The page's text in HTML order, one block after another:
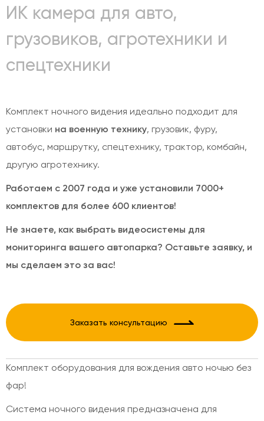
ИК камера для авто,
грузовиков, агротехники и
спецтехники
Комплект ночного видения идеально подходит для
установки на военную технику, грузовик, фуру,
автобус, маршрутку, спецтехнику, трактор, комбайн,
другую агротехнику.
Работаем с 2007 года и уже установили 7000+
комплектов для более 600 клиентов!
Не знаете, как выбрать видеосистемы для
мониторинга вашего автопарка? Оставьте заявку, и
мы сделаем это за вас!
Заказать консультацию
Комплект оборудования для вождения авто ночью без
фар!
Система ночного видения предназначена для